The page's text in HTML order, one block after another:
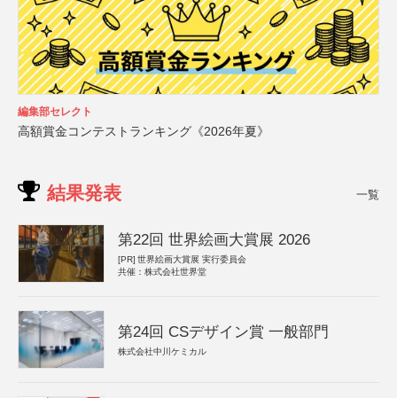
編集部セレクト
高額賞金コンテストランキング《2026年夏》
結果発表 一覧
第22回 世界絵画大賞展 2026
[PR] 世界絵画大賞展 実行委員会
共催：株式会社世界堂
第24回 CSデザイン賞 一般部門
株式会社中川ケミカル